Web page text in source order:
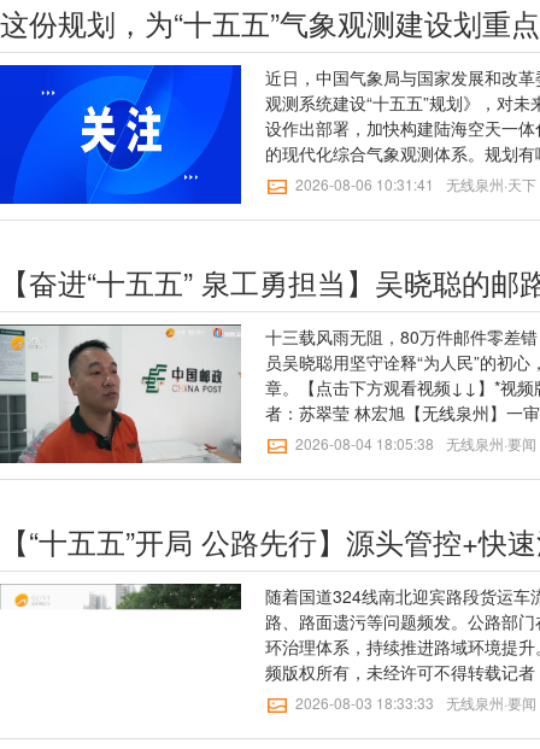
的各类新变化，又反向印证了政策
追求，是消费潜力释放的重要驱动
础型向发展型、品质型加快升级，
身、文化体验等需求不断攀升。深
异化产品；将健康、文旅、体育消
动；实施健康消费专项行动，发展
务；推动体育产业提质扩容……专
今年上半年，社会消费品零售总额
增长，其中7类商品的增速在5%以
设计与市场真实需求形成双向呼应
市场变化的鲜明趋势。今年上半年
务零售额同比增长5.3%，服务消费
放消费潜能、拓展消费空间的重要
部署相契合——把补齐服务消费供给
出位置。今年暑期市场的消费活力
费季、发放数亿元文旅补贴，研学
式演艺订单呈走高态势；“慢充式深
论。游客不再单纯追逐景区打卡，
续涌现，商品消费与服务消费也在
增量。“融合”，在多个专项规划的
五五”规划》提出“推动人工智能与
领域融合应用”；《旅游强国建设“十
态”；《体育强国建设“十五五”规划
展”……打破行业边界，促进业态融
场景，新消费新体验正重塑传统消
间市集、文艺演出打造沉浸式消费
这份规划，为“十五五”气象观测建设划重点
近日，中国气象局与国家发展和改
观测系统建设“十五五”规划》，对
设作出部署，加快构建陆海空天一
的现代化综合气象观测体系。规划
何更好地转化为服务效能？中国气
象观测统筹发展机制将更加成熟完
我国气象灾害监测率达到85%，各
局地强天气预警提前量突破50分钟
率、计量质控能力全面提档升级，
的最大制度创新是14个部委及4个中
业统筹机制，构建全行业统筹发展
门、不同领域气象观测设施分散建
规划提出统一规划布局、统一技术
范、统一资源共享，推动构建全行
设施集约利用，提高跨部门观测数
现有国家综合气象观测站网迭代升
山洪、强对流风险区加密雷达与地
监测能力；在气候观测方面，升级
强祁连山—河西走廊、东北森林带
监测能力，夯实气候变化监测底座
与民生需求，补齐农业、交通、内
经济气象观测基础设施骨干网。观
准”，还要让数据用得好、服务快。
2026-08-06 10:31:41 无线泉州·天下
【奋进“十五五” 泉工勇担当】吴晓聪的邮
十三载风雨无阻，80万件邮件零差
员吴晓聪用坚守诠释“为人民”的初
章。【点击下方观看视频↓↓】*视
者：苏翠莹 林宏旭【无线泉州】一
王桂瑜【无线泉州】三审：欧阳可
2026-08-04 18:05:38 无线泉州·要闻
随着国道324线南北迎宾路段货运车
路、路面遗污等问题频发。公路部
环治理体系，持续推进路域环境提
频版权所有，未经许可不得转载记
审：林明谈【无线泉州】二审：王
2026-08-03 18:33:33 无线泉州·要闻